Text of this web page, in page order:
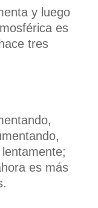
y luego
es
tres
es más